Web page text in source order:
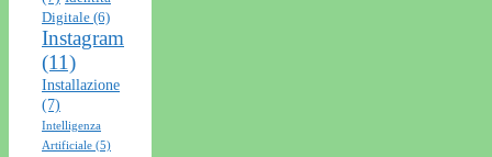
Digitale (6)
Instagram
(11)
Installazione
(7)
Intelligenza
Artificiale (5)